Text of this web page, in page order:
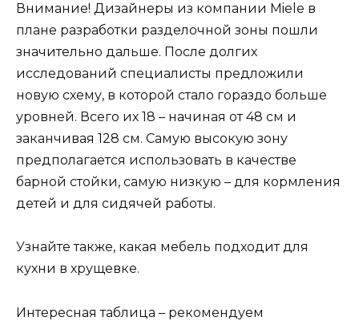
Внимание! Дизайнеры из компании Miele в
плане разработки разделочной зоны пошли
значительно дальше. После долгих
исследований специалисты предложили
новую схему, в которой стало гораздо больше
уровней. Всего их 18 – начиная от 48 см и
заканчивая 128 см. Самую высокую зону
предполагается использовать в качестве
барной стойки, самую низкую – для кормления
детей и для сидячей работы.
Узнайте также, какая мебель подходит для
кухни в хрущевке.
Интересная таблица – рекомендуем